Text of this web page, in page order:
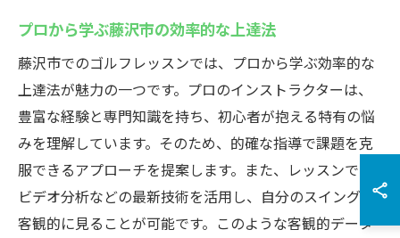
プロから学ぶ藤沢市の効率的な上達法
藤沢市でのゴルフレッスンでは、プロから学ぶ効率的な
上達法が魅力の一つです。プロのインストラクターは、
豊富な経験と専門知識を持ち、初心者が抱える特有の悩
みを理解しています。そのため、的確な指導で課題を克
服できるアプローチを提案します。また、レッスンでは
ビデオ分析などの最新技術を活用し、自分のスイングを
客観的に見ることが可能です。このような客観的データ